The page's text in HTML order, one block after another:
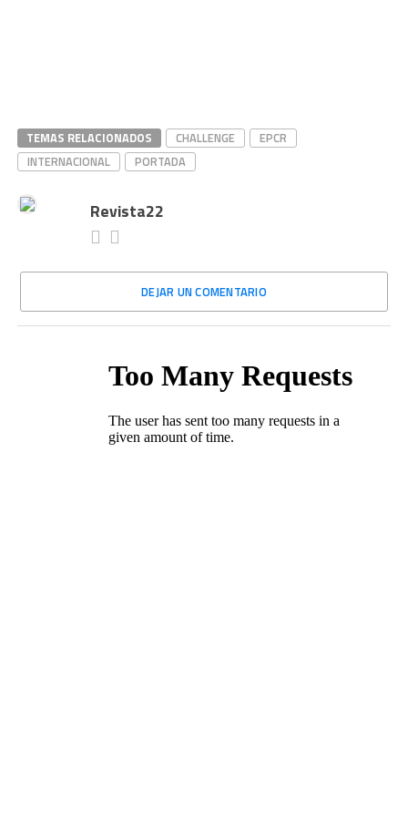
TEMAS RELACIONADOS CHALLENGE
EPCR
INTERNACIONAL
PORTADA
Revista22
DEJAR UN COMENTARIO